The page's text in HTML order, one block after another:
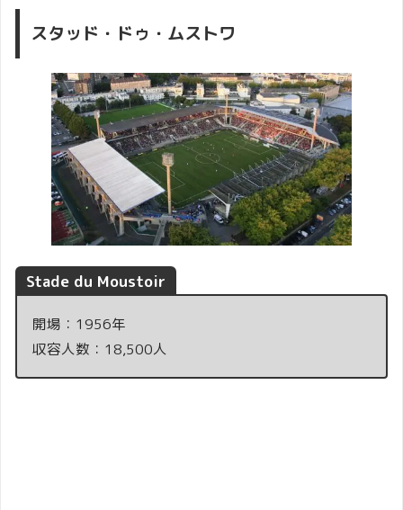
スタッド・ドゥ・ムストワ
Stade du Moustoir
開場：1956年
収容人数：18,500人